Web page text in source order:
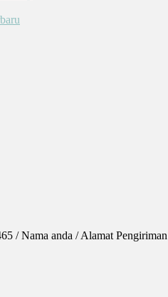
/ Nama anda / Alamat Pengiriman